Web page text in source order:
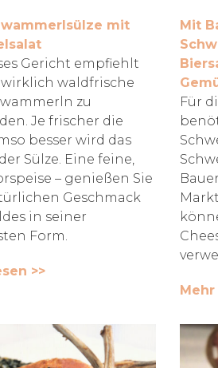
mit
Gericht empfiehlt
wirklich waldfrische
zu
Je frischer die
besser wird das
Sülze. Eine feine,
– genießen Sie
Geschmack
in seiner
Form.
>>
Mit
Für
Mehr